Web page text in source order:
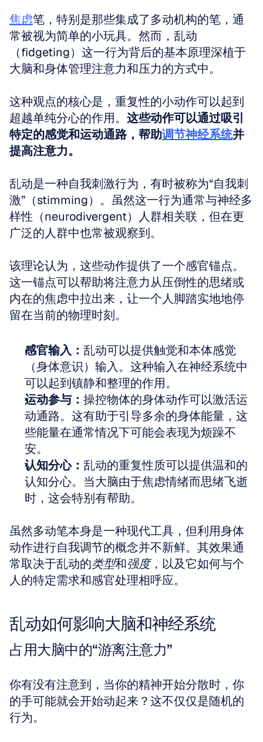
焦虑笔，特别是那些集成了多动机构的笔，通
常被视为简单的小玩具。然而，乱动
（fidgeting）这一行为背后的基本原理深植于
大脑和身体管理注意力和压力的方式中。
这种观点的核心是，重复性的小动作可以起到
超越单纯分心的作用。 这些动作可以通过吸引
特定的感觉和运动通路，帮助调节神经系统并
提高注意力。
乱动是一种自我刺激行为，有时被称为“自我刺
激”（stimming）。虽然这一行为通常与神经多
样性（neurodivergent）人群相关联，但在更
广泛的人群中也常被观察到。
该理论认为，这些动作提供了一个感官锚点。
这一锚点可以帮助将注意力从压倒性的思绪或
内在的焦虑中拉出来，让一个人脚踏实地地停
留在当前的物理时刻。
感官输入： 乱动可以提供触觉和本体感觉
（身体意识）输入。这种输入在神经系统中
可以起到镇静和整理的作用。
运动参与： 操控物体的身体动作可以激活运
动通路。这有助于引导多余的身体能量，这
些能量在通常情况下可能会表现为烦躁不
安。
认知分心： 乱动的重复性质可以提供温和的
认知分心。当大脑由于焦虑情绪而思绪飞逝
时，这会特别有帮助。
虽然多动笔本身是一种现代工具，但利用身体
动作进行自我调节的概念并不新鲜。其效果通
常取决于乱动的类型和强度，以及它如何与个
人的特定需求和感官处理相呼应。
乱动如何影响大脑和神经系统
占用大脑中的“游离注意力”
你有没有注意到，当你的精神开始分散时，你
的手可能就会开始动起来？这不仅仅是随机的
行为。